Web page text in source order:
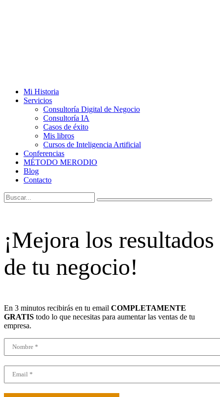
Mi Historia
Servicios
Consultoría Digital de Negocio
Consultoría IA
Casos de éxito
Mis libros
Cursos de Inteligencia Artificial
Conferencias
MÉTODO MERODIO
Blog
Contacto
¡Mejora los resultados
de tu negocio!
En 3 minutos recibirás en tu email COMPLETAMENTE
GRATIS todo lo que necesitas para aumentar las ventas de tu
empresa.